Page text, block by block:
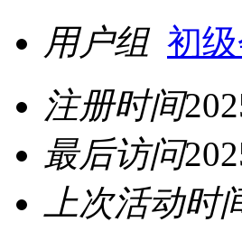
用户组 初
注册时间
最后访问
上次活动时